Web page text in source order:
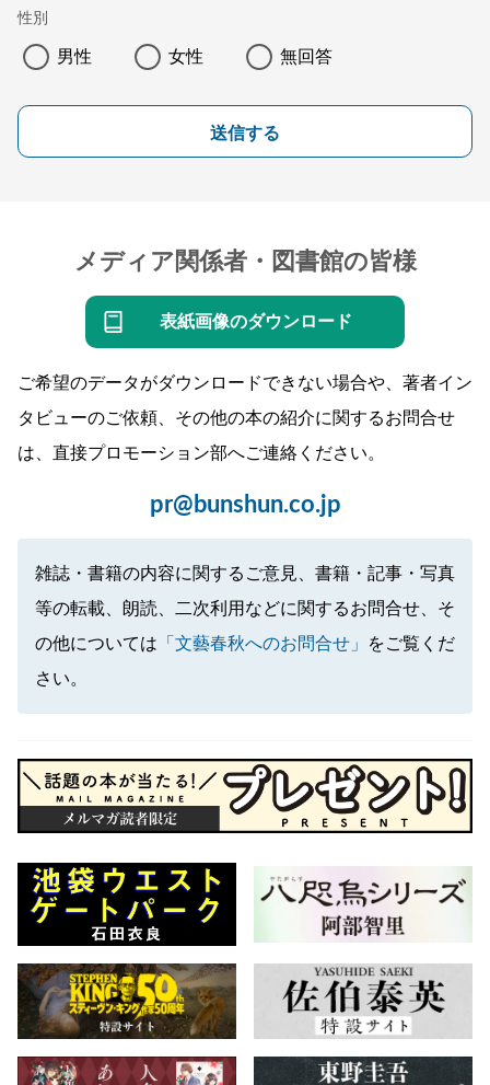
性別
男性 女性 無回答
送信する
メディア関係者・図書館の皆様
表紙画像のダウンロード
ご希望のデータがダウンロードできない場合や、著者イン
タビューのご依頼、その他の本の紹介に関するお問合せ
は、直接プロモーション部へご連絡ください。
pr@bunshun.co.jp
雑誌・書籍の内容に関するご意見、書籍・記事・写真
等の転載、朗読、二次利用などに関するお問合せ、そ
の他については 「文藝春秋へのお問合せ」
をご覧くだ
さい。